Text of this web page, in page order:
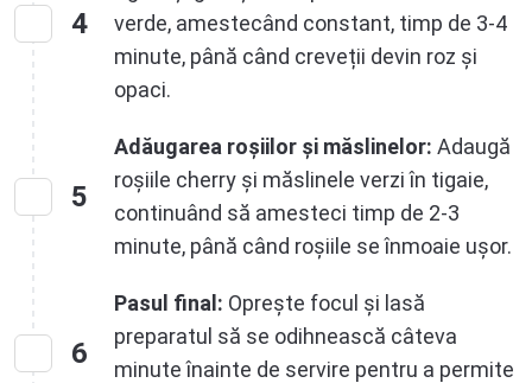
4
verde, amestecând constant, timp de 3-4
minute, până când creveții devin roz și
opaci.
5
Adăugarea roșiilor și măslinelor: Adaugă
roșiile cherry și măslinele verzi în tigaie,
continuând să amesteci timp de 2-3
minute, până când roșiile se înmoaie ușor.
6
Pasul final: Oprește focul și lasă
preparatul să se odihnească câteva
minute înainte de servire pentru a permite